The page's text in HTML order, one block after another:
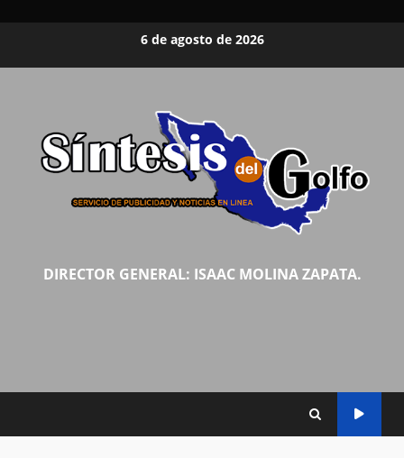
6 de agosto de 2026
DIRECTOR GENERAL: ISAAC MOLINA ZAPATA.